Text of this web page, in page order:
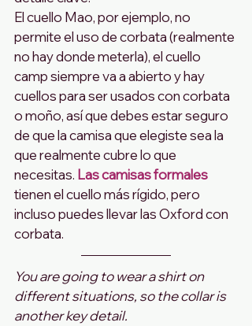
El cuello Mao, por ejemplo, no
permite el uso de corbata (realmente
no hay donde meterla), el cuello
camp siempre va a abierto y hay
cuellos para ser usados con corbata
o moño, así que debes estar seguro
de que la camisa que elegiste sea la
que realmente cubre lo que
necesitas. Las camisas formales
tienen el cuello más rígido, pero
incluso puedes llevar las Oxford con
corbata.
You are going to wear a shirt on
different situations, so the collar is
another key detail.